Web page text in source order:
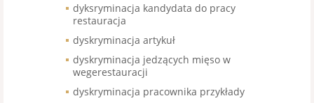
dyksryminacja kandydata do pracy
restauracja
dyskryminacja artykuł
dyskryminacja jedzących mięso w
wegerestauracji
dyskryminacja pracownika przykłady